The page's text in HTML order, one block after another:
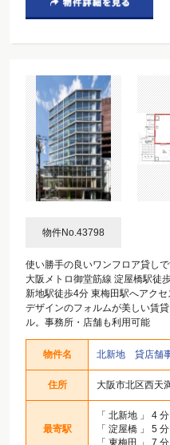
物件No.43798
使い勝手の良いワンフロア貸しで
大阪メトロ御堂筋線 淀屋橋駅徒
新地駅徒歩4分 東梅田駅へアクセ
デザインのフォルムが美しい賃
ル。事務所・店舗も利用可能
物件名 北新地 貸店舗
住所 大阪市北区西天
最寄駅
「 北新地 」 4
「 淀屋橋 」 5